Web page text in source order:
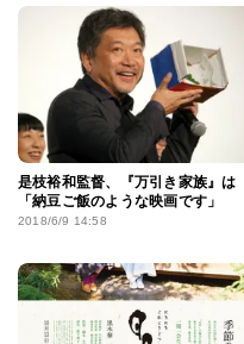
是枝裕和監督、『万引き家族』は
「納豆ご飯のような映画です」
2018/6/9 14:58